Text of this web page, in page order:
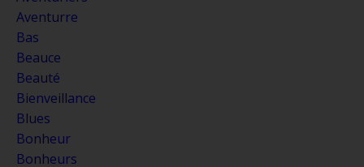
Aventurre
Bas
Beauce
Beauté
Bienveillance
Blues
Bonheur
Bonheurs